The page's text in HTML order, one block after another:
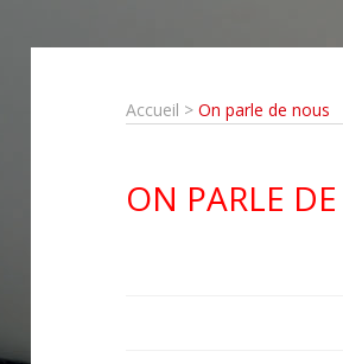
Accueil > On parle de nous
ON PARLE